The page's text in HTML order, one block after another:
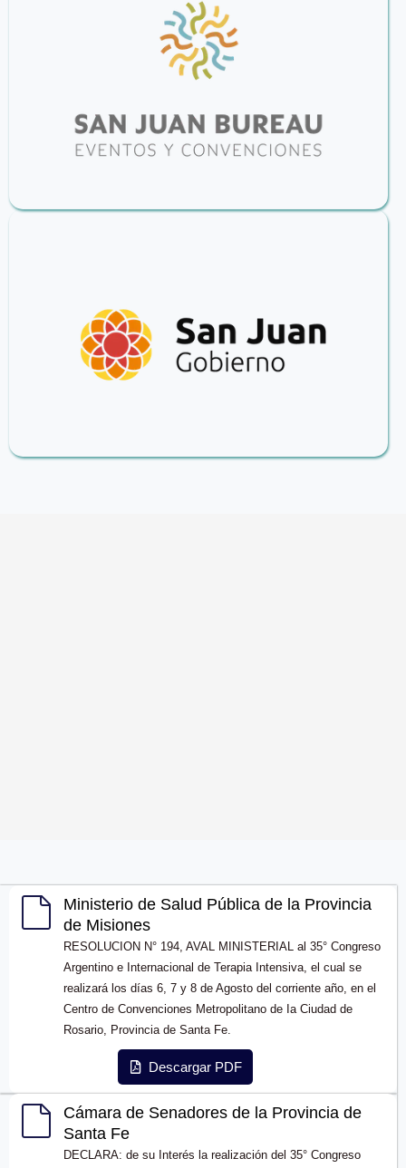
Ministerio de Salud Pública de la Provincia
de Misiones
RESOLUCION N° 194, AVAL MINISTERIAL al 35° Congreso
Argentino e Internacional de Terapia Intensiva, el cual se
realizará los días 6, 7 y 8 de Agosto del corriente año, en el
Centro de Convenciones Metropolitano de Ia Ciudad de
Rosario, Provincia de Santa Fe.
Descargar PDF
Cámara de Senadores de la Provincia de
Santa Fe
DECLARA: de su Interés la realización del 35° Congreso